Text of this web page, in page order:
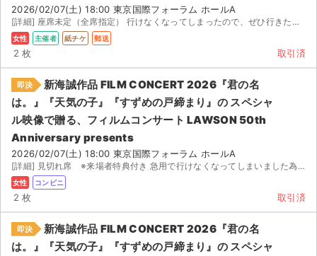
2026/02/07(土) 18:00 東京国際フォーラム ホールA
[詳細] 座席未定（全席指定） 行けなくなってしまったので、ぜひ行きたい方の手元に渡ってほしいです！ ...
女性 主催者 紙チケ 郵送
2 枚 取引済
即決
新海誠作品 FILM CONCERT 2026『君の名
は。』『天気の子』『すずめの戸締まり』の スペシャ
ル映像で贈る、フィルムコンサート LAWSON 50th
Anniversary presents
2026/02/07(土) 18:00 東京国際フォーラム ホールA
[詳細] 見切れ席 ※来場者特典付き 急用で行けなくなってしまいました為、出品させていただきます。 チ...
女性 コンビニ
2 枚 取引済
即決
新海誠作品 FILM CONCERT 2026『君の名
は。』『天気の子』『すずめの戸締まり』の スペシャ